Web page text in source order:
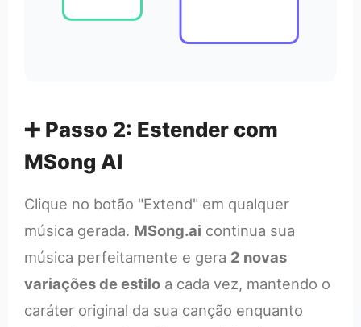
➕ Passo 2: Estender com
MSong AI
Clique no botão "Extend" em qualquer
música gerada. MSong.ai continua sua
música perfeitamente e gera 2 novas
variações de estilo a cada vez, mantendo o
caráter original da sua canção enquanto